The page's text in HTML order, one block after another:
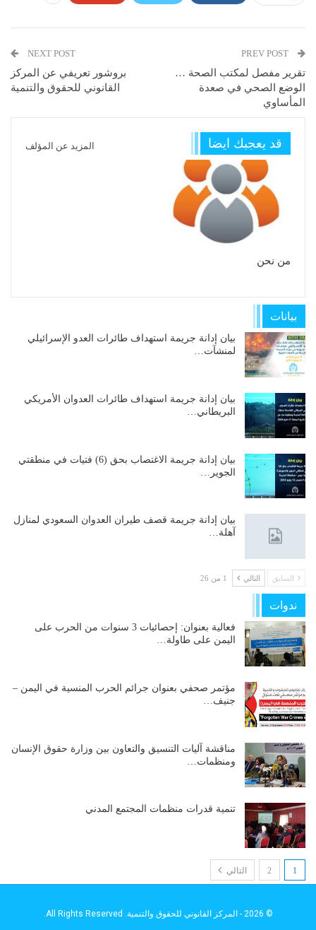
تقرير مفصل لمكتب الصحة …
الوضع الصحي في صعدة
المأساوي
NEXT POST
بروشور تعريفي عن المركز
القانوني للحقوق والتنمية
قد يعجبك ايضا المزيد عن المؤلف
من نحن
بيانات
بيان إدانة جريمة استهداف طائرات العدو الإسرائيلي
لمنشآت…
بيان إدانة جريمة استهداف طائرات العدوان الأمريكي
البريطاني…
بيان إدانة جريمة الاغتصاب بحق (6) فتيات في منطقتي
الجوير…
بيان إدانة جريمة قصف طيران العدوان السعودي لمنازل
آهلة…
السابق التالي 1 من 26
ندوات
فعالية بعنوان: إحصائيات 3 سنوات من الحرب على
اليمن على طاولة…
مؤتمر صحفي بعنوان جرائم الحرب المنسية في اليمن –
جنيف…
مناقشة آليات التنسيق والتعاون بين وزارة حقوق الإنسان
ومنظمات…
تنمية قدرات منظمات المجتمع المدني
1
2 التالي
© 2026 - المركز القانوني للحقوق والتنمية. All Rights Reserved.